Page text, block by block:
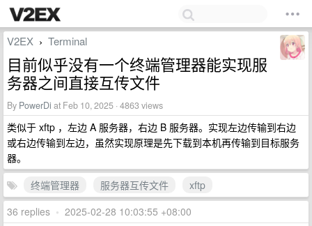
V2EX › Terminal
目前似乎没有一个终端管理器能实现服
务器之间直接互传文件
By PowerDi at Feb 10, 2025 · 4863 views
类似于 xftp ，左边 A 服务器，右边 B 服务器。实现左边传输到右边
或右边传输到左边，虽然实现原理是先下载到本机再传输到目标服务
器。
终端管理器
服务器互传文件
xftp
36 replies • 2025-02-28 10:03:55 +08:00